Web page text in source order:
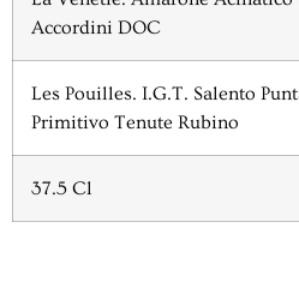
Accordini DOC
Les Pouilles. I.G.T. Salento
Primitivo Tenute Rubino
37.5 Cl